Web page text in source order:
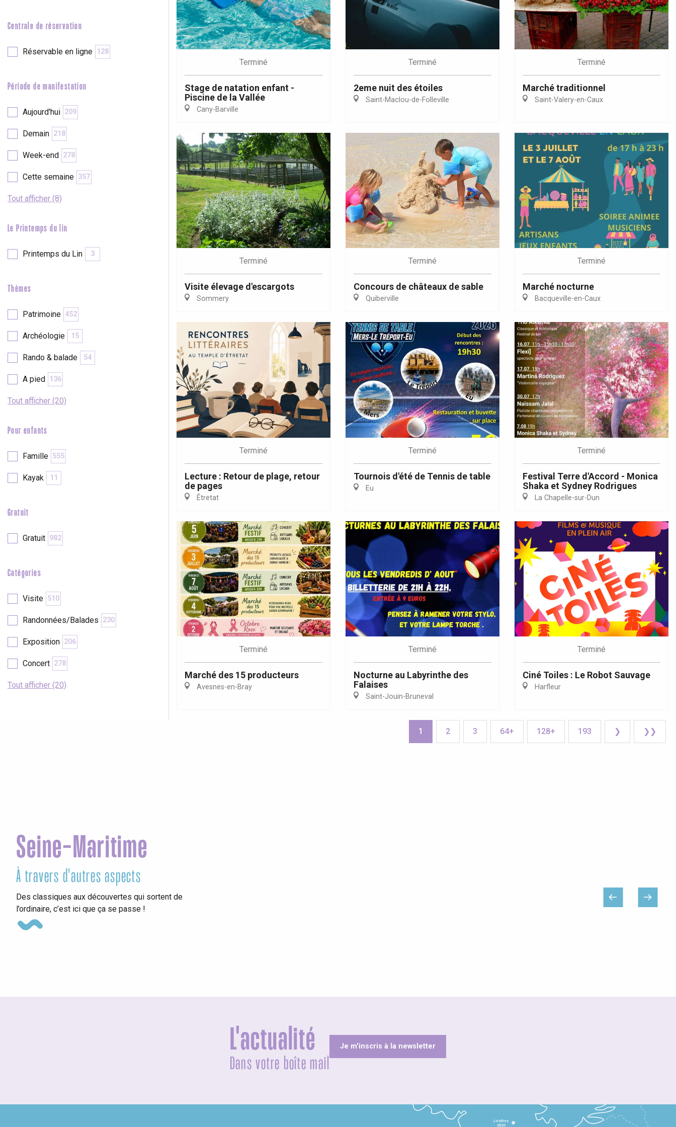
Seine
Neufchâtel-en-Bray
Paris 1h30
Centrale de réservation
Réservable en ligne 128
Période de manifestation
Aujourd'hui 209
Demain 218
Week-end 278
Cette semaine 357
Tout afficher (8)
Le Printemps du lin
Printemps du Lin 3
Thèmes
Patrimoine 452
Archéologie 15
Rando & balade 54
A pied 136
Tout afficher (20)
Pour enfants
Famille 555
Kayak 11
Gratuit
Gratuit 982
Catégories
Visite 510
Randonnées/Balades 230
Exposition 206
Concert 278
Tout afficher (20)
Terminé
Stage de natation enfant -
Piscine de la Vallée
Cany-Barville
Terminé
2eme nuit des étoiles
Saint-Maclou-de-Folleville
Terminé
Marché traditionnel
Saint-Valery-en-Caux
Terminé
Visite élevage d'escargots
Sommery
Terminé
Concours de châteaux de sable
Quiberville
Terminé
Marché nocturne
Bacqueville-en-Caux
Terminé
Lecture : Retour de plage, retour
de pages
Étretat
Terminé
Tournois d'été de Tennis de table
Eu
Terminé
Festival Terre d'Accord - Monica
Shaka et Sydney Rodrigues
La Chapelle-sur-Dun
Terminé
Marché des 15 producteurs
Avesnes-en-Bray
Terminé
Nocturne au Labyrinthe des
Falaises
Saint-Jouin-Bruneval
Terminé
Ciné Toiles : Le Robot Sauvage
Harfleur
1 2 3 64+ 128+ 193 ❯ ❯❯
Seine-Maritime
À travers d'autres aspects
Des classiques aux découvertes qui sortent de
l’ordinaire, c’est ici que ça se passe !
L'actualité
Dans votre boîte mail
Je m'inscris à la newsletter
Londres
3h30